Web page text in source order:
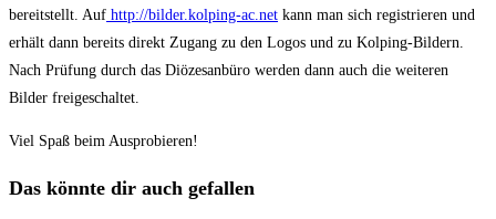
bereitstellt. Auf http://bilder.kolping-ac.net kann man sich registrieren und
erhält dann bereits direkt Zugang zu den Logos und zu Kolping-Bildern.
Nach Prüfung durch das Diözesanbüro werden dann auch die weiteren
Bilder freigeschaltet.
Viel Spaß beim Ausprobieren!
Das könnte dir auch gefallen